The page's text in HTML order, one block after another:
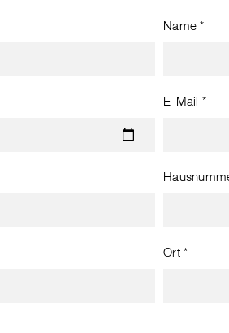
Name *
E-Mail *
Ort *